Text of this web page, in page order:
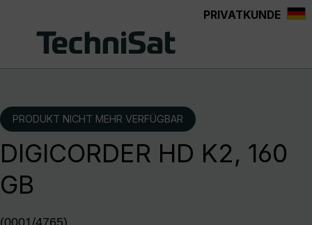
PRIVATKUNDE
PRODUKT NICHT MEHR VERFÜGBAR
DIGICORDER HD K2, 160
GB
(0001/4765)